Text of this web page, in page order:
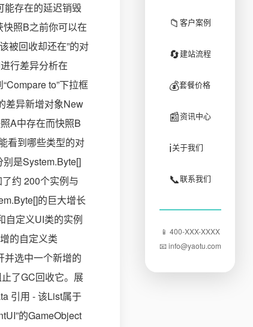
📁 客户案例
🔄建站流程
💰套餐价格
📰资讯中心
ℹ️关于我们
📞联系我们
📱 400-XXX-XXXX
📧 info@yaotu.com
能存在的延迟销毁
照B之前你可以在
被回收却还在”的对
行差异分析在
to”下拉框
差异新增对象New
A中存在而快照B
看到哪些类型的对
是System.Byte[]
约 200个实例与
的巨大增长
自定义UI类的实例
的自定义类
并选中一个新增的
了GC回收它。展
引用 - 该List属于
的GameObject